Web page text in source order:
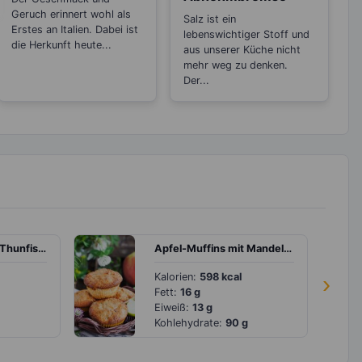
Geruch erinnert wohl als
Erstes an Italien. Dabei ist
die Herkunft heute...
Salz ist ein
lebenswichtiger Stoff und
aus unserer Küche nicht
mehr weg zu denken.
Der...
›
Sommerrollen mit Thunfisch, Frischkäse und buntem Gemüse Apfel-Muffins mit Mandeln und Rosinen
Kalorien: 598 kcal
Fett: 16 g
Eiweiß: 13 g
Kohlehydrate: 90 g